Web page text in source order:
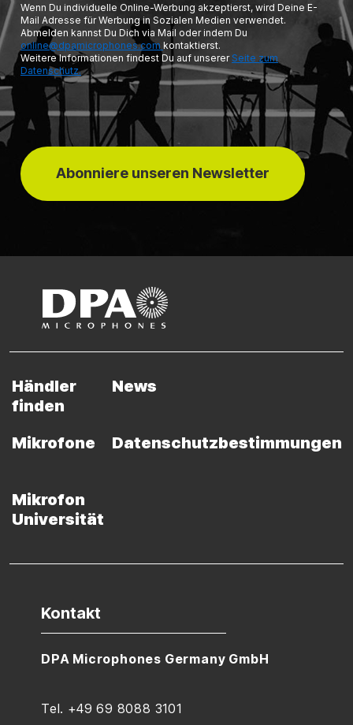
Wenn Du individuelle Online-Werbung akzeptierst, wird Deine E-
Mail Adresse für Werbung in Sozialen Medien verwendet.
Abmelden kannst Du Dich via Mail oder indem Du
online@dpamicrophones.com kontaktierst.
Weitere Informationen findest Du auf unserer Seite zum
Datenschutz.
Abonniere unseren Newsletter
Händler
finden
News
Mikrofone Datenschutzbestimmungen
Mikrofon
Universität
Kontakt
DPA Microphones Germany GmbH
Tel. +49 69 8088 3101